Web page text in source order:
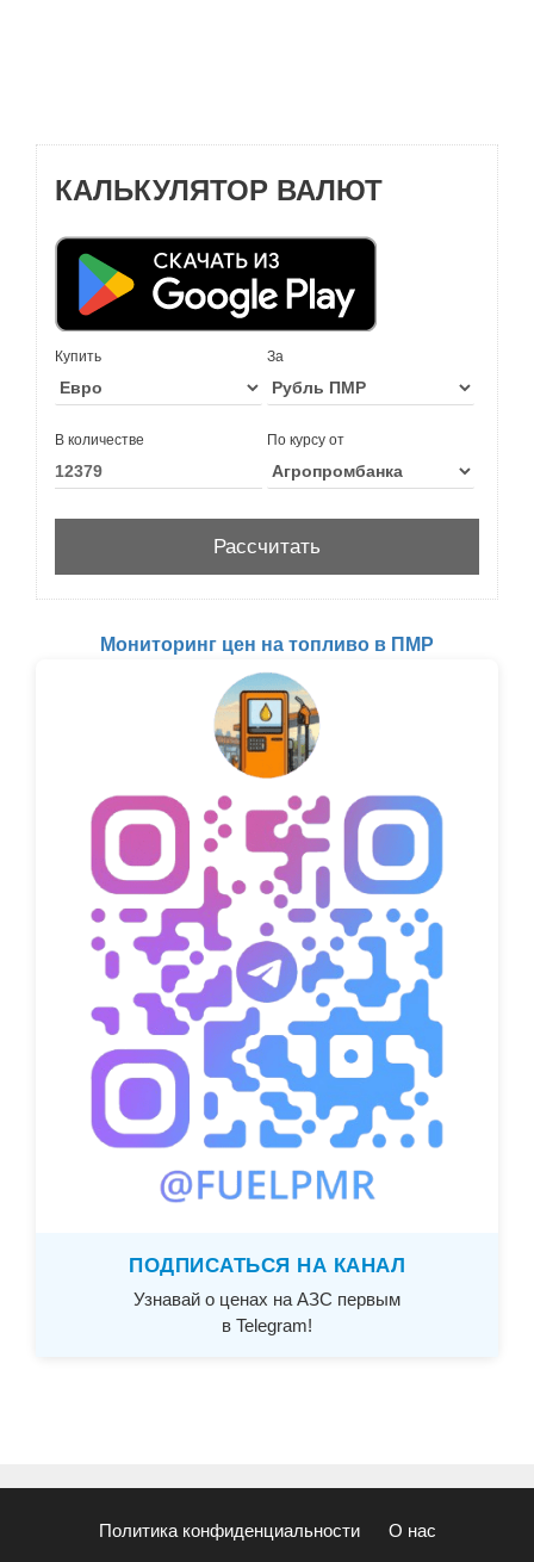
КАЛЬКУЛЯТОР ВАЛЮТ
Купить За
В количестве По курсу от
Мониторинг цен на топливо в ПМР
ПОДПИСАТЬСЯ НА КАНАЛ
Узнавай о ценах на АЗС первым
в Telegram!
Политика конфиденциальности О нас